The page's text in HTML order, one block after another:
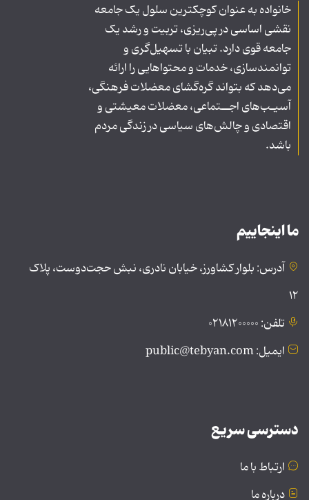
خانواده به عنوان کوچکترین سلول یک جامعه
نقشی اساسی در پی‌ریزی، تربیت و رشد یک
جامعه قوی دارد. تبیان با تسهیل‌گری و
توانمندسازی، خدمات و محتواهایی را ارائه
می‌دهد که بتواند گره‌گشای معضلات فرهنگی،
آسیـب‌های اجــتماعی، معضلات معیشتی و
اقتصادی و چالش‌های سیاسی در زندگی مردم
باشد.
ما اینجاییم
آدرس: بلوار کشاورز، خیابان نادری، نبش حجت‌دوست، پلاک
۱۲
تلفن: ۰۲۱۸۱۲۰۰۰۰۰
ایمیل: public@tebyan.com
دسترسی سریع
ارتباط با ما
درباره ما